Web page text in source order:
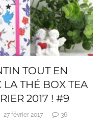
TOUT EN
THÉ BOX TEA
2017 ! #9
27 février 2017 36